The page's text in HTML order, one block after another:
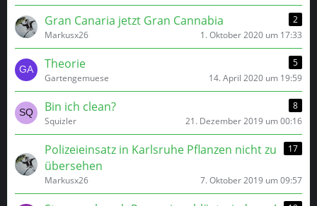
Gran Canaria jetzt Gran Cannabia
2
Markusx26
1. Oktober 2020 um 17:33
Theorie
5
Gartengemuese
14. April 2020 um 19:59
Bin ich clean?
8
Squizler
21. Dezember 2019 um 00:16
Polizeieinsatz in Karlsruhe Pflanzen nicht zu
übersehen
17
Markusx26 7. Oktober 2019 um 09:57